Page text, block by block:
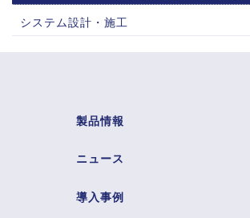
システム設計・施工
製品情報
ニュース
導入事例